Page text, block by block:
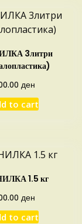
3литри
ден
to cart
1.5 кг
ден
to cart